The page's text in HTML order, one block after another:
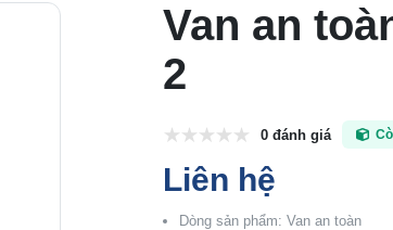
Van an
2
0 đánh giá
Liên hệ
Dòng sản phẩm: Van an toàn